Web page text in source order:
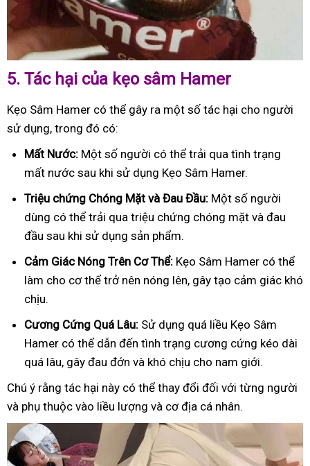
5. Tác hại của kẹo sâm Hamer
Kẹo Sâm Hamer có thể gây ra một số tác hại cho người
sử dụng, trong đó có:
Mất Nước: Một số người có thể trải qua tình trạng
mất nước sau khi sử dụng Kẹo Sâm Hamer.
Triệu chứng Chóng Mặt và Đau Đầu: Một số người
dùng có thể trải qua triệu chứng chóng mặt và đau
đầu sau khi sử dụng sản phẩm.
Cảm Giác Nóng Trên Cơ Thể: Kẹo Sâm Hamer có thể
làm cho cơ thể trở nên nóng lên, gây tạo cảm giác khó
chịu.
Cương Cứng Quá Lâu: Sử dụng quá liều Kẹo Sâm
Hamer có thể dẫn đến tình trạng cương cứng kéo dài
quá lâu, gây đau đớn và khó chịu cho nam giới.
Chú ý rằng tác hại này có thể thay đổi đối với từng người
và phụ thuộc vào liều lượng và cơ địa cá nhân.